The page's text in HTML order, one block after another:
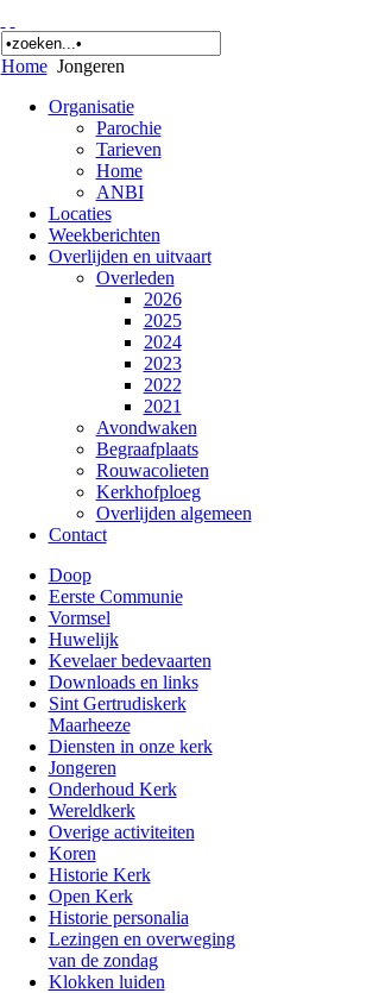
Home Jongeren
Organisatie
Parochie
Tarieven
Home
ANBI
Locaties
Weekberichten
Overlijden en uitvaart
Overleden
2026
2025
2024
2023
2022
2021
Avondwaken
Begraafplaats
Rouwacolieten
Kerkhofploeg
Overlijden algemeen
Contact
Doop
Eerste Communie
Vormsel
Huwelijk
Kevelaer bedevaarten
Downloads en links
Sint Gertrudiskerk
Maarheeze
Diensten in onze kerk
Jongeren
Onderhoud Kerk
Wereldkerk
Overige activiteiten
Koren
Historie Kerk
Open Kerk
Historie personalia
Lezingen en overweging
van de zondag
Klokken luiden